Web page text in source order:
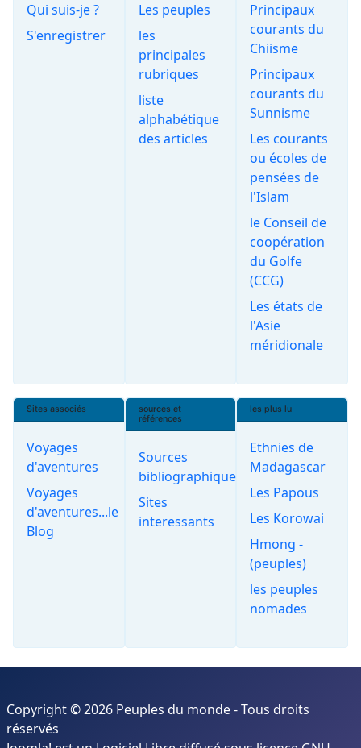
Qui suis-je ?
S'enregistrer
Les peuples
les
principales
rubriques
liste
alphabétique
des articles
Principaux
courants du
Chiisme
Principaux
courants du
Sunnisme
Les courants
ou écoles de
pensées de
l'Islam
le Conseil de
coopération
du Golfe
(CCG)
Les états de
l'Asie
méridionale
Sites associés
Voyages
d'aventures
Voyages
d'aventures...le
Blog
sources et
références
Sources
bibliographiques
Sites
interessants
les plus lu
Ethnies de
Madagascar
Les Papous
Les Korowai
Hmong -
(peuples)
les peuples
nomades
Copyright © 2026 Peuples du monde - Tous droits
réservés